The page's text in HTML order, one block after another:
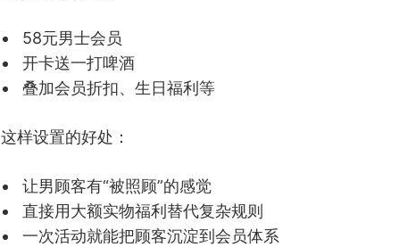
58元男士会员
开卡送一打啤酒
叠加会员折扣、生日福利等
这样设置的好处：
让男顾客有“被照顾”的感觉
直接用大额实物福利替代复杂规则
一次活动就能把顾客沉淀到会员体系